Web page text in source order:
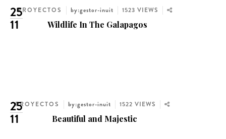
25
11
PROYECTOS by:gestor-inuit 1523 VIEWS
Wildlife In The Galapagos
25
11
PROYECTOS by:gestor-inuit 1522 VIEWS
Beautiful and Majestic